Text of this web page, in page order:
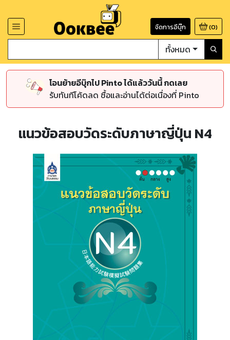
จัดการอีบุ๊ก (0)
ทั้งหมด
โอนย้ายอีบุ๊กไป Pinto ได้แล้ววันนี้ กดเลย
รับทันทีโค้ดลด ซื้อและอ่านได้ต่อเนื่องที่ Pinto
แนวข้อสอบวัดระดับภาษาญี่ปุ่น N4